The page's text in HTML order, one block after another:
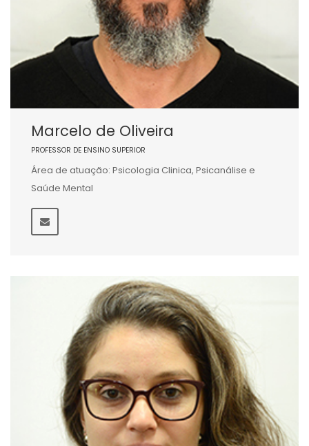
Marcelo de Oliveira
PROFESSOR DE ENSINO SUPERIOR
Área de atuação: Psicologia Clinica, Psicanálise e
Saúde Mental